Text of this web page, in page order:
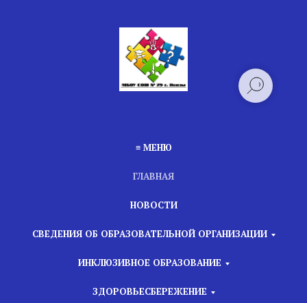
≡ МЕНЮ
ГЛАВНАЯ
НОВОСТИ
СВЕДЕНИЯ ОБ ОБРАЗОВАТЕЛЬНОЙ ОРГАНИЗАЦИИ
ИНКЛЮЗИВНОЕ ОБРАЗОВАНИЕ
ЗДОРОВЬЕСБЕРЕЖЕНИЕ